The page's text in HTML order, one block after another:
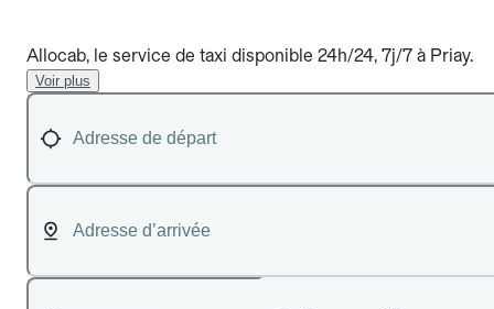
Allocab, le service de taxi disponible 24h/24, 7j/7 à Priay.
Voir plus